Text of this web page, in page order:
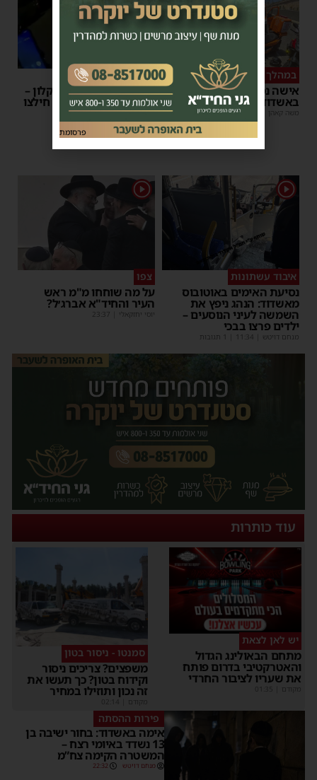
במהלך העבודה
אישה נפלה מסולם במחסן
באשדוד
משה קאהן
צפו
תינוק ננעל ברכב באשקלון –
המתנדבים האשדודים חילצו
אותו בשלום
משה קאהן |
11:53
1
איבוד עשתונות
נסיעת האימים באוטובוס
מאשדוד: הנהג ניפץ את
השמשה לעיני הנוסעים –
ילדים פרצו בבכי
מנחם דויטש 11:34
1
צפו
על מה שוחחו מ"מ ראש
העיר והחיד"א אברג׳ל?
יוסי יחזקאלי 23:37
עוד כותרות
יש לאן לצאת
מתחם הבאולינג הגדול
והאטרקטיבי בדרום פותח
את שעריו לציבור החרדי
מקודם
סמנטו - ניסור בטון
משפצים? צריכים ניסור
וקידוח בטון? כך תעשו את
זה נכון ותוזילו במחיר
מקודם
פירות ההסתה
אימה באשדוד: בחור ישיבה בן
13 נשדד באיומי רצח –
המשטרה הקימה צח”מ
מנחם דויטש 22:32
פרסומת